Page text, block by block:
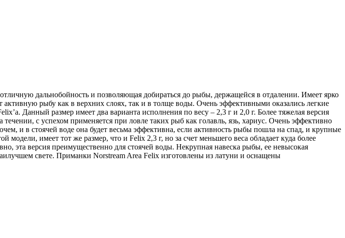
дальнобойность и позволяющая добираться до рыбы, держащейся в отдалении. Имеет ярко
рыбу как в верхних слоях, так и в толще воды. Очень эффективными оказались легкие
Данный размер имеет два варианта исполнения по весу – 2,3 г и 2,0 г. Более тяжелая версия
с успехом применяется при ловле таких рыб как голавль, язь, хариус. Очень эффективно
и в стоячей воде она будет весьма эффективна, если активность рыбы пошла на спад, и крупные
имеет тот же размер, что и Felix 2,3 г, но за счет меньшего веса обладает куда более
эта версия преимущественно для стоячей воды. Некрупная навеска рыбы, ее невысокая
свете. Приманки Norstream Area Felix изготовлены из латуни и оснащены